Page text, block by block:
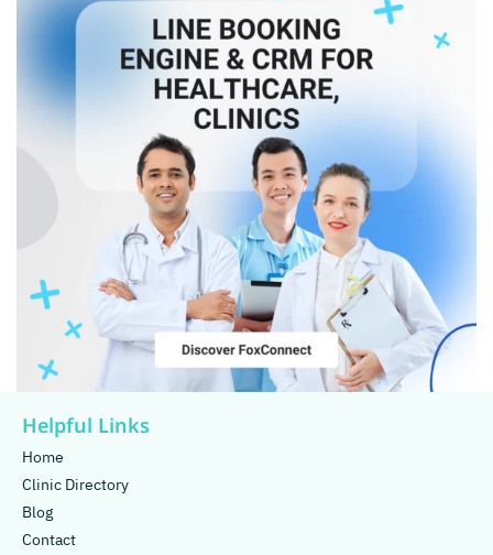
Helpful Links
Home
Clinic Directory
Blog
Contact